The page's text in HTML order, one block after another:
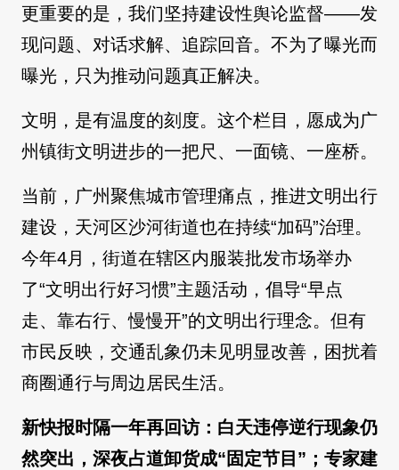
更重要的是，我们坚持建设性舆论监督——发
现问题、对话求解、追踪回音。不为了曝光而
曝光，只为推动问题真正解决。
文明，是有温度的刻度。这个栏目，愿成为广
州镇街文明进步的一把尺、一面镜、一座桥。
当前，广州聚焦城市管理痛点，推进文明出行
建设，天河区沙河街道也在持续“加码”治理。
今年4月，街道在辖区内服装批发市场举办
了“文明出行好习惯”主题活动，倡导“早点
走、靠右行、慢慢开”的文明出行理念。但有
市民反映，交通乱象仍未见明显改善，困扰着
商圈通行与周边居民生活。
新快报时隔一年再回访：白天违停逆行现象仍
然突出，深夜占道卸货成“固定节目”；专家建